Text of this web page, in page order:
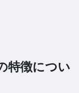
特徴につい